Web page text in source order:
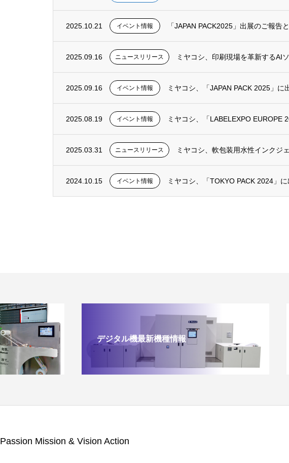
2025.10.21 イベント情報 「JAPAN PACK2025」出展のご報告
2025.09.16 ニュースリリース ミヤコシ、印刷現場を革新するAI
2025.09.16 イベント情報 ミヤコシ、「JAPAN PACK 2025」
2025.08.19 イベント情報 ミヤコシ、「LABELEXPO EUROPE
2025.03.31 ニュースリリース ミヤコシ、軟包装用水性インクジ
2024.10.15 イベント情報 ミヤコシ、「TOKYO PACK 2024」
デジタル機最新機種情報
Passion Mission & Vision Action